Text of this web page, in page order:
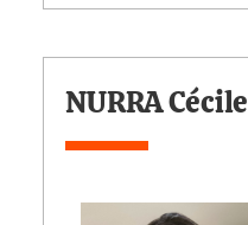
NURRA Cécile